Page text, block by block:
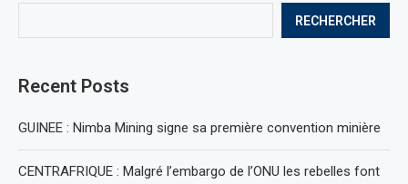
RECHERCHER
Recent Posts
GUINEE : Nimba Mining signe sa première convention minière
CENTRAFRIQUE : Malgré l’embargo de l’ONU les rebelles font